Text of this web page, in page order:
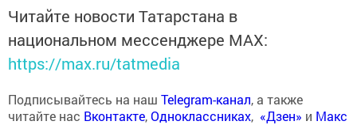
Читайте новости Татарстана в
национальном мессенджере MАХ:
https://max.ru/tatmedia
Подписывайтесь на наш Telegram-канал, а также
читайте нас Вконтакте,Одноклассниках, «Дзен» и Макс